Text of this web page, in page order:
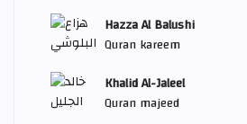
Hazza Al Balushi
Quran kareem
Khalid Al-Jaleel
Quran majeed